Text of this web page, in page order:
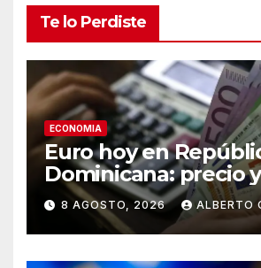
Te lo Perdiste
ECONOMIA
Euro hoy en
Dominicana: precio y
cotización de la
sábado 8 de agosto
8 AGOSTO, 2026 ALBERTO